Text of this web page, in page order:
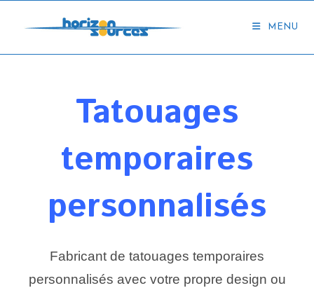
MENU
Tatouages
temporaires
personnalisés
Fabricant de tatouages temporaires
personnalisés avec votre propre design ou